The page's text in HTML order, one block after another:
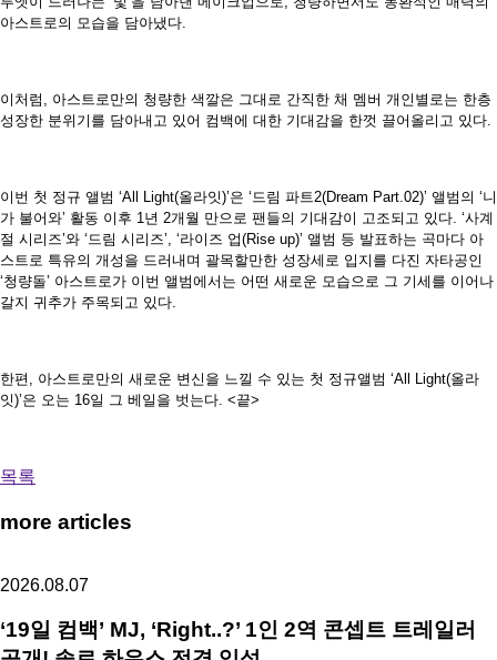
아스트로의 모습을 담아냈다.
이처럼, 아스트로만의 청량한 색깔은 그대로 간직한 채 멤버 개인별로는 한층
성장한 분위기를 담아내고 있어 컴백에 대한 기대감을 한껏 끌어올리고 있다.
이번 첫 정규 앨범 ‘All Light(올라잇)’은 ‘드림 파트2(Dream Part.02)’ 앨범의 ‘니
가 불어와’ 활동 이후 1년 2개월 만으로 팬들의 기대감이 고조되고 있다. ‘사계
절 시리즈’와 ‘드림 시리즈’, ‘라이즈 업(Rise up)’ 앨범 등 발표하는 곡마다 아
스트로 특유의 개성을 드러내며 괄목할만한 성장세로 입지를 다진 자타공인
‘청량돌’ 아스트로가 이번 앨범에서는 어떤 새로운 모습으로 그 기세를 이어나
갈지 귀추가 주목되고 있다.
한편, 아스트로만의 새로운 변신을 느낄 수 있는 첫 정규앨범 ‘All Light(올라
잇)’은 오는 16일 그 베일을 벗는다. <끝>
목록
more articles
2026.08.07
‘19일 컴백’ MJ, ‘Right..?’ 1인 2역 콘셉트 트레일러